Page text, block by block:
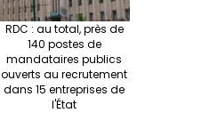
RDC : au total, près de
140 postes de
mandataires publics
ouverts au recrutement
dans 15 entreprises de
l'État